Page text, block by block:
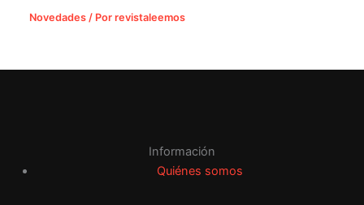
Novedades / Porrevistaleemos
Información
Quiénes somos